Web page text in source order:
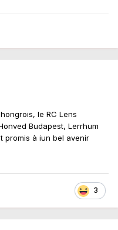
le RC Lens
Budapest, Lerrhum
promis à iun bel avenir
3